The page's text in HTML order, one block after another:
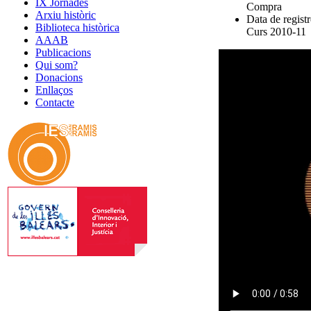
IX Jornades
Arxiu històric
Biblioteca històrica
AAAB
Publicacions
Qui som?
Donacions
Enllaços
Contacte
Compra
Data de
Curs 2010-11